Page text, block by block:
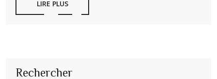
LIRE PLUS
Rechercher